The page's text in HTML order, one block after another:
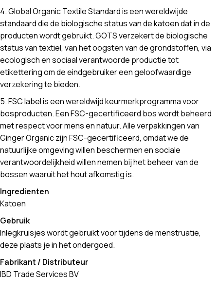
4. Global Organic Textile Standard is een wereldwijde
standaard die de biologische status van de katoen dat in de
producten wordt gebruikt. GOTS verzekert de biologische
status van textiel, van het oogsten van de grondstoffen, via
ecologisch en sociaal verantwoorde productie tot
etikettering om de eindgebruiker een geloofwaardige
verzekering te bieden.
5. FSC label is een wereldwijd keurmerkprogramma voor
bosproducten. Een FSC-gecertificeerd bos wordt beheerd
met respect voor mens en natuur. Alle verpakkingen van
Ginger Organic zijn FSC-gecertificeerd, omdat we de
natuurlijke omgeving willen beschermen en sociale
verantwoordelijkheid willen nemen bij het beheer van de
bossen waaruit het hout afkomstig is.
Ingredienten
Katoen
Gebruik
Inlegkruisjes wordt gebruikt voor tijdens de menstruatie,
deze plaats je in het ondergoed.
Fabrikant / Distributeur
IBD Trade Services BV